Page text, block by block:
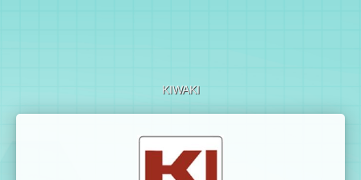
KIWAKI